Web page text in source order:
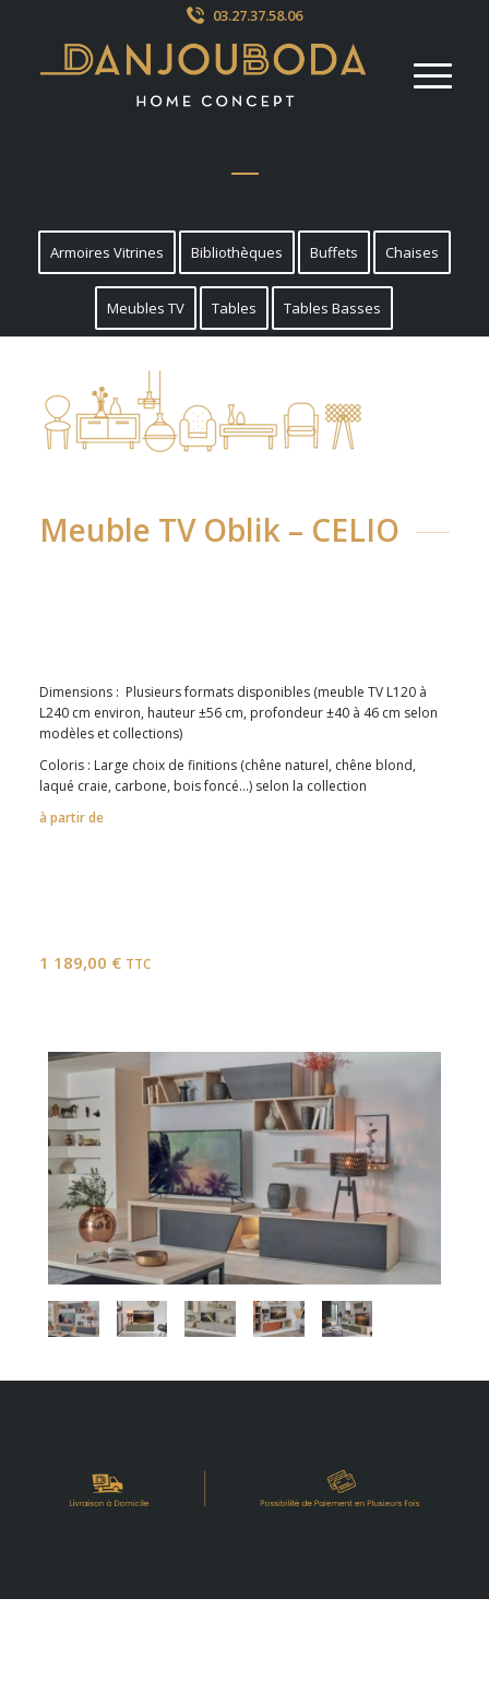
03.27.37.58.06
Armoires Vitrines Bibliothèques Buffets Chaises
Meubles TV Tables Tables Basses
Meuble TV Oblik – CELIO
Dimensions : Plusieurs formats disponibles (meuble TV L120 à
L240 cm environ, hauteur ±56 cm, profondeur ±40 à 46 cm selon
modèles et collections)
Coloris : Large choix de finitions (chêne naturel, chêne blond,
laqué craie, carbone, bois foncé…) selon la collection
à partir de
1 189,00 € TTC